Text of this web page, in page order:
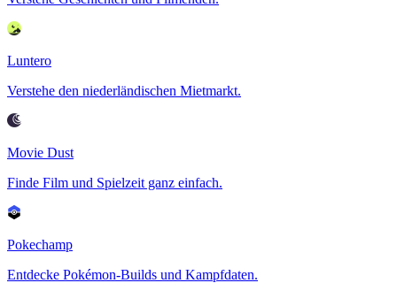
Luntero
Verstehe den niederländischen Mietmarkt.
Movie Dust
Finde Film und Spielzeit ganz einfach.
Pokechamp
Entdecke Pokémon-Builds und Kampfdaten.